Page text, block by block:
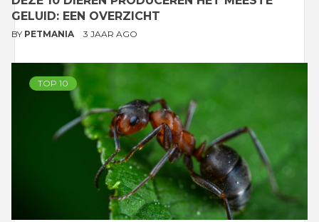
GELUID: EEN OVERZICHT
BY PETMANIA 3 JAAR AGO
TOP 10